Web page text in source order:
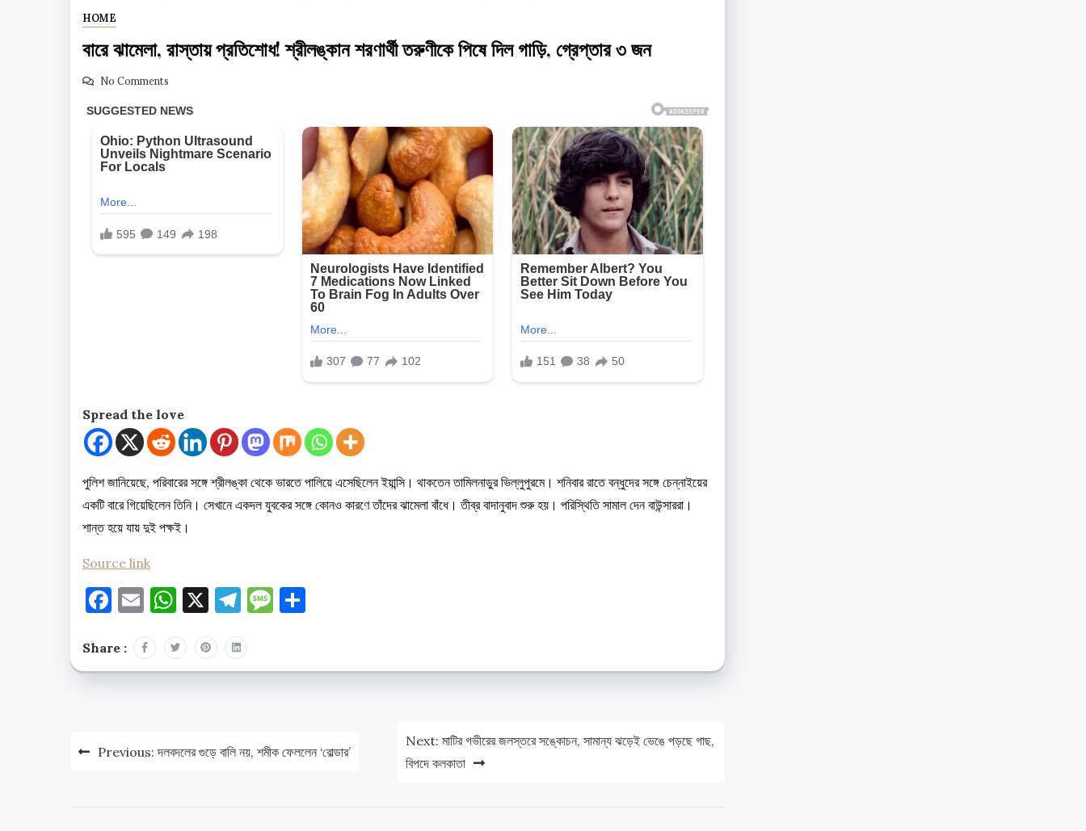
HOME
বারে ঝামেলা, রাস্তায় প্রতিশোধ! শ্রীলঙ্কান শরণার্থী তরুণীকে পিষে দিল গাড়ি, গ্রেপ্তার ৩ জন
No Comments
Spread the love
পুলিশ জানিয়েছে, পরিবারের সঙ্গে শ্রীলঙ্কা থেকে ভারতে পালিয়ে এসেছিলেন ইয়ান্সি। থাকতেন তামিলনাড়ুর ভিল্লুপুরমে। শনিবার রাতে বন্ধুদের সঙ্গে চেন্নাইয়ের
একটি বারে গিয়েছিলেন তিনি। সেখানে একদল যুবকের সঙ্গে কোনও কারণে তাঁদের ঝামেলা বাঁধে। তীব্র বাদানুবাদ শুরু হয়। পরিস্থিতি সামাল দেন বাউন্সাররা।
শান্ত হয়ে যায় দুই পক্ষই।
Source link
Facebook
EmailWhatsApp
X Telegram
Message
Share :
navigation
Previous: দলবদলের গুড়ে বালি নয়, শমীক ফেললেন ‘বোল্ডার’
Next: মাটির গভীরের জলস্তরে সঙ্কোচন, সামান্য ঝড়েই ভেঙে পড়ছে গাছ,
বিপদে কলকাতা